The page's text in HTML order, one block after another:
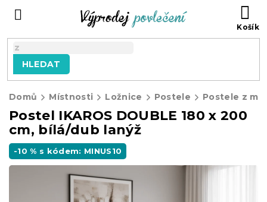
HLEDAT
Domů Místnosti Ložnice Postele Postele z
Postel IKAROS DOUBLE 180 x 200
cm, bílá/dub lanýž
-10 % s kódem: MINUS10